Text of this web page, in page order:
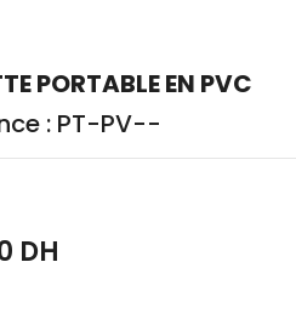
PORTABLE EN PVC
: PT-PV--
DH